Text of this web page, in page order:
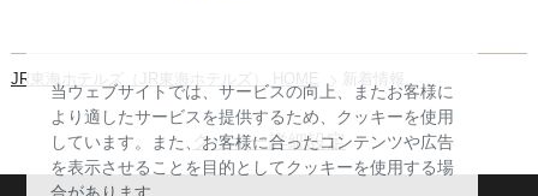
JR東海ホテルズ（JR東海ホテルズ） HOME
クッキー詳細設定
当ウェブサイトでは、サービスの向上、またお客様に
より適したサービスを提供するため、クッキーを使用
しています。また、お客様に合ったコンテンツや広告
を表示させることを目的としてクッキーを使用する場